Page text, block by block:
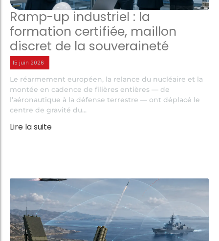
Ramp-up industriel : la
formation certifiée, maillon
discret de la souveraineté
15 juin 2026
Le réarmement européen, la relance du nucléaire et la
montée en cadence de filières entières — de
l’aéronautique à la défense terrestre — ont déplacé le
centre de gravité du...
Lire la suite